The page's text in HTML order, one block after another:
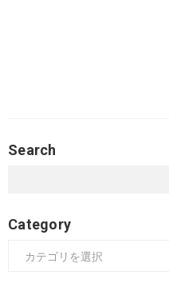
Search
Category